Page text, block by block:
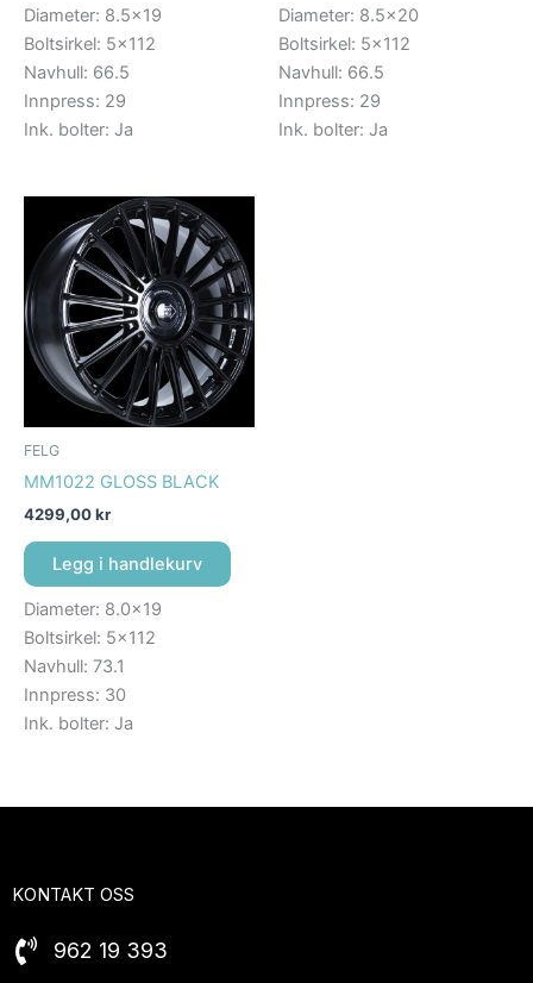
Diameter: 8.5×19
Boltsirkel: 5×112
Navhull: 66.5
Innpress: 29
Ink. bolter: Ja
Diameter: 8.5×20
Boltsirkel: 5×112
Navhull: 66.5
Innpress: 29
Ink. bolter: Ja
FELG
MM1022 GLOSS BLACK
4299,00kr
Legg i handlekurv
Diameter: 8.0×19
Boltsirkel: 5×112
Navhull: 73.1
Innpress: 30
Ink. bolter: Ja
KONTAKT OSS
962 19 393